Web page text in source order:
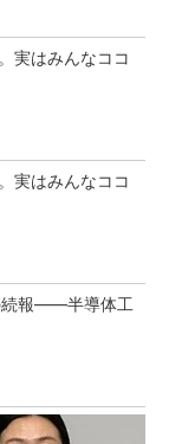
実はみんなココ
実はみんなココ
続報――半導体工